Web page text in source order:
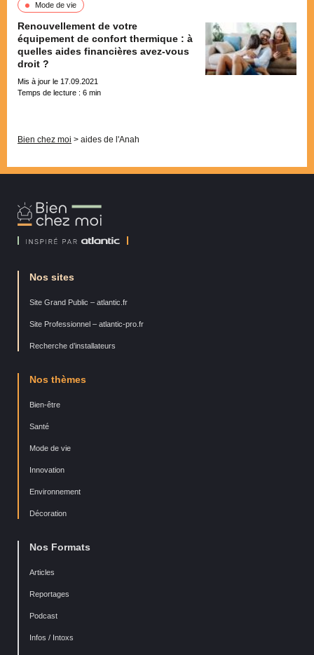
Mode de vie
Renouvellement de votre
équipement de confort thermique : à
quelles aides financières avez-vous
droit ?
Mis à jour le 17.09.2021
Temps de lecture : 6 min
Bien chez moi > aides de l'Anah
Bien
Chez
Nos sites
Site Grand Public – atlantic.fr
Site Professionnel – atlantic-pro.fr
Recherche d’installateurs
Nos thèmes
Bien-être
Santé
Mode de vie
Innovation
Environnement
Décoration
Nos Formats
Articles
Reportages
Podcast
Infos / Intoxs